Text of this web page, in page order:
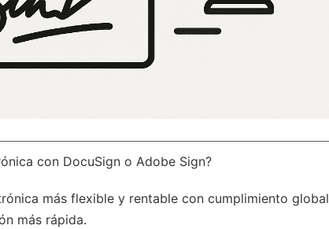
con DocuSign o Adobe Sign?
más flexible y rentable con cumplimiento global
más rápida.